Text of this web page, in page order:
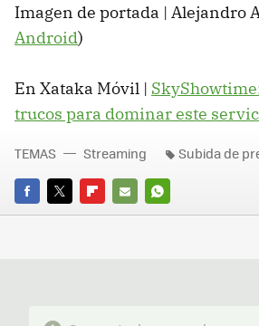
Imagen de portada | Alejandro
Android)
En Xataka Móvil |
trucos para dominar este
FACEBOOK
TWITTERFLIPBOARD
E-
WHATSAPP
TEMAS Streaming Subida de